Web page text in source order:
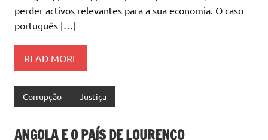
perder activos relevantes para a sua economia. O caso
português […]
READ MORE
Corrupção Justiça
ANGOLA E O PAÍS DE LOURENÇO